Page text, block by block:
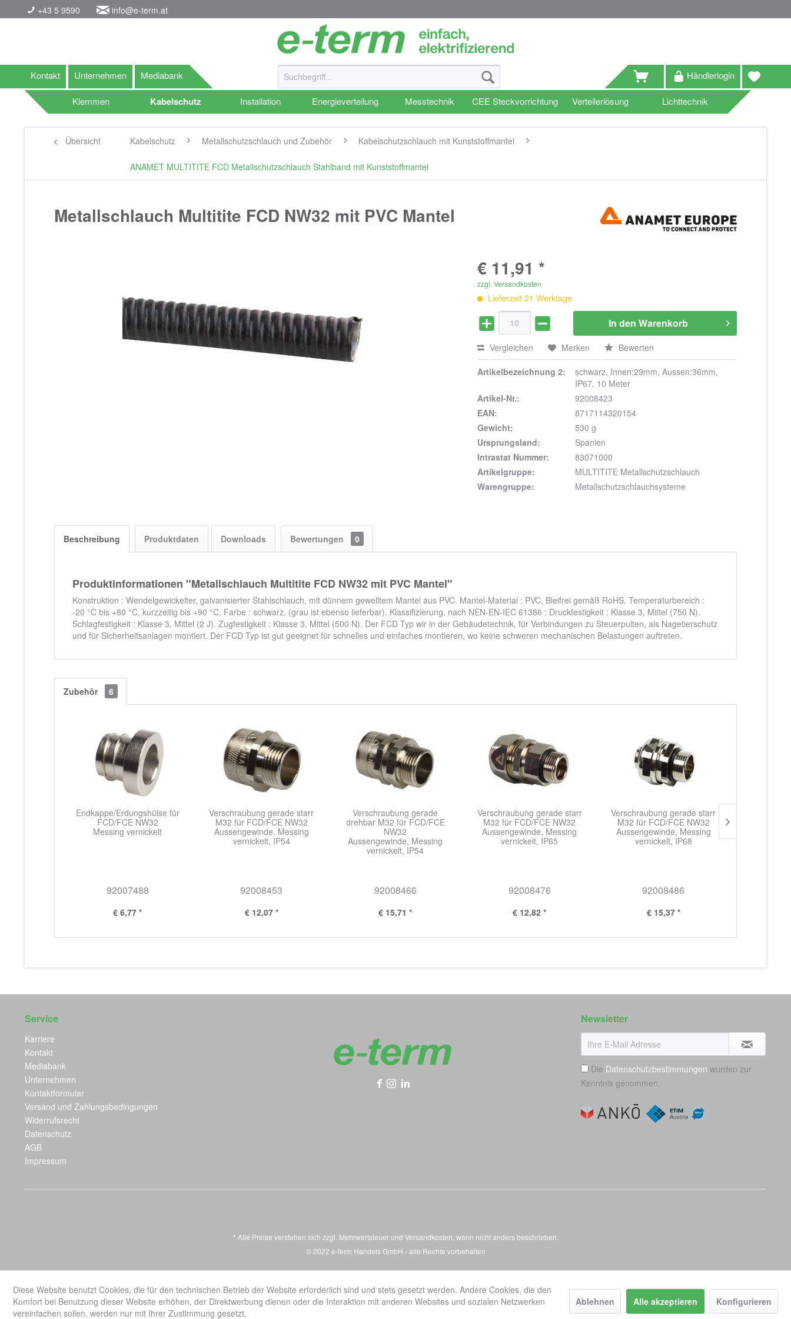
+43 5 9590 info@e-term.at
Kontakt Unternehmen Mediabank Händlerlogin
Klemmen Kabelschutz Installation Energieverteilung Messtechnik CEE Steckvorrichtung Verteilerlösung Lichttechnik
Übersicht Kabelschutz Metallschutzschlauch und Zubehör Kabelschutzschlauch mit Kunststoffmantel
ANAMET MULTITITE FCD Metallschutzschlauch Stahlband mit Kunststoffmantel
Metallschlauch Multitite FCD NW32 mit PVC Mantel
€ 11,91 *
zzgl. Versandkosten
Lieferzeit 21 Werktage
In den Warenkorb
Vergleichen Merken Bewerten
Artikelbezeichnung 2:
schwarz, Innen:29mm, Aussen:36mm,
IP67, 10 Meter
Artikel-Nr.:
92008423
EAN:
8717114320154
Gewicht:
530 g
Ursprungsland:
Spanien
Intrastat Nummer:
83071000
Artikelgruppe:
MULTITITE Metallschutzschlauch
Warengruppe:
Metallschutzschlauchsysteme
Beschreibung Produktdaten Downloads Bewertungen 0
Produktinformationen "Metallschlauch Multitite FCD NW32 mit PVC Mantel"
Konstruktion : Wendelgewickelter, galvanisierter Stahlschlauch, mit dünnem gewelltem Mantel aus PVC. Mantel-Material : PVC, Bleifrei gemäß RoHS. Temperaturbereich :
-20 °C bis +80 °C, kurzzeitig bis +90 °C. Farbe : schwarz, (grau ist ebenso lieferbar). Klassifizierung, nach NEN-EN-IEC 61386 : Druckfestigkeit : Klasse 3, Mittel (750 N).
Schlagfestigkeit : Klasse 3, Mittel (2 J). Zugfestigkeit : Klasse 3, Mittel (500 N). Der FCD Typ wir in der Gebäudetechnik, für Verbindungen zu Steuerpulten, als Nagetierschutz
und für Sicherheitsanlagen montiert. Der FCD Typ ist gut geeignet für schnelles und einfaches montieren, wo keine schweren mechanischen Belastungen auftreten.
Zubehör 6
Endkappe/Erdungshülse für
FCD/FCE NW32
Messing vernickelt
92007488
€ 6,77 *
Verschraubung gerade starr
M32 für FCD/FCE NW32
Aussengewinde, Messing
vernickelt, IP54
92008453
€ 12,07 *
Verschraubung gerade
drehbar M32 für FCD/FCE
NW32
Aussengewinde, Messing
vernickelt, IP54
92008466
€ 15,71 *
Verschraubung gerade starr
M32 für FCD/FCE NW32
Aussengewinde, Messing
vernickelt, IP65
92008476
€ 12,82 *
Verschraubung gerade starr
M32 für FCD/FCE NW32
Aussengewinde, Messing
vernickelt, IP68
92008486
€ 15,37 *
Service
Karriere
Kontakt
Mediabank
Unternehmen
Kontaktformular
Versand und Zahlungsbedingungen
Widerrufsrecht
Datenschutz
AGB
Impressum
Newsletter
Die Datenschutzbestimmungen wurden zur
Kenntnis genommen.
* Alle Preise verstehen sich zzgl. Mehrwertsteuer und Versandkosten , wenn nicht anders beschrieben.
© 2022 e-term Handels GmbH - alle Rechte vorbehalten
Diese Website benutzt Cookies, die für den technischen Betrieb der Website erforderlich sind und stets gesetzt werden. Andere Cookies, die den
Komfort bei Benutzung dieser Website erhöhen, der Direktwerbung dienen oder die Interaktion mit anderen Websites und sozialen Netzwerken
vereinfachen sollen, werden nur mit Ihrer Zustimmung gesetzt.
Ablehnen Alle akzeptieren Konfigurieren